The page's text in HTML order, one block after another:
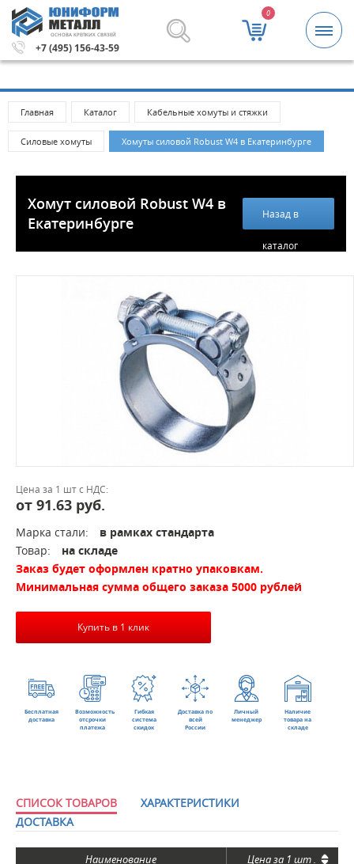
ОСНОВА КРЕПКИХ СВЯЗЕЙ
+7 (495) 156-43-59
0
Метизы и крепежные изделия оптом.
Главная Каталог Кабельные хомуты и стяжки
Силовые хомуты Хомуты силовой Robust W4 в Екатеринбурге
Хомут силовой Robust W4 в
Екатеринбурге
Назад в
каталог
Цена за 1 шт с НДС:
от 91.63 руб.
Марка стали:
в рамках стандарта
Товар:
на складе
Заказ будет оформлен кратно упаковкам.
Минимальная сумма общего заказа 5000 рублей
Купить в 1 клик
Бесплатная
доставка
Возможность
отсрочки
платежа
Гибкая
система
скидок
Доставка по
всей
России
Личный
менеджер
Наличие
товара на
складе
СПИСОК ТОВАРОВ
ХАРАКТЕРИСТИКИ
ДОСТАВКА
Наименование Цена за 1 шт.